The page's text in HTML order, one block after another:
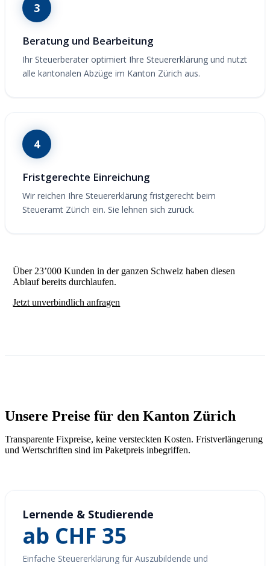
3
Beratung und Bearbeitung
Ihr Steuerberater optimiert Ihre Steuererklärung und nutzt
alle kantonalen Abzüge im Kanton Zürich aus.
4
Fristgerechte Einreichung
Wir reichen Ihre Steuererklärung fristgerecht beim
Steueramt Zürich ein. Sie lehnen sich zurück.
Über 23’000 Kunden in der ganzen Schweiz haben diesen
Ablauf bereits durchlaufen.
Jetzt unverbindlich anfragen
Unsere Preise für den Kanton Zürich
Transparente Fixpreise, keine versteckten Kosten. Fristverlängerung
und Wertschriften sind im Paketpreis inbegriffen.
Lernende & Studierende
ab CHF 35
Einfache Steuererklärung für Auszubildende und